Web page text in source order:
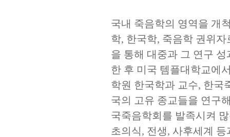
국내 죽음학의 영역을 개
학, 한국학, 죽음학 권위자
을 통해 대중과 그 연구
한 후 미국 템플대학교에
학원 한국학과 교수, 한국
국의 고유 종교들을 연구
국죽음학회를 발족시켜
초의식, 전생, 사후세계 등